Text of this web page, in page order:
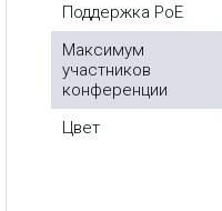
Поддержка PoE
Максимум
участников
конференции
Цвет